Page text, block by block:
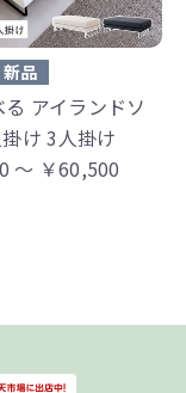
新品
アイランドソ
け 3人掛け
～ ￥60,500